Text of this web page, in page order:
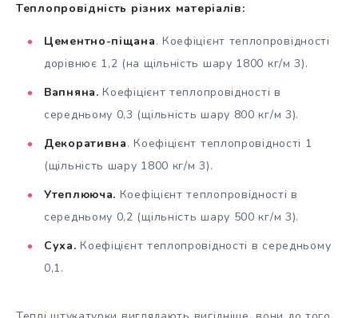
Теплопровідність різних матеріалів:
Цементно-піщана. Коефіцієнт теплопровідності
дорівнює 1,2 (на щільність шару 1800 кг/м 3).
Вапняна. Коефіцієнт теплопровідності в
середньому 0,3 (щільність шару 800 кг/м 3).
Декоративна. Коефіцієнт теплопровідності 1
(щільність шару 1800 кг/м 3).
Утеплююча. Коефіцієнт теплопровідності в
середньому 0,2 (щільність шару 500 кг/м 3).
Суха. Коефіцієнт теплопровідності в середньому
0,1.